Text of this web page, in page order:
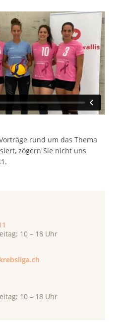
rund um das Thema
zögern Sie nicht uns
10 – 18 Uhr
10 – 18 Uhr